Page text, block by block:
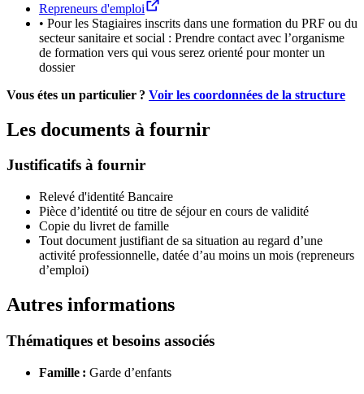
Repreneurs d'emploi
• Pour les Stagiaires inscrits dans une formation du PRF ou du
secteur sanitaire et social : Prendre contact avec l’organisme
de formation vers qui vous serez orienté pour monter un
dossier
Vous étes un particulier ? Voir les coordonnées de la structure
Les documents à fournir
Justificatifs à fournir
Relevé d'identité Bancaire
Pièce d’identité ou titre de séjour en cours de validité
Copie du livret de famille
Tout document justifiant de sa situation au regard d’une
activité professionnelle, datée d’au moins un mois (repreneurs
d’emploi)
Autres informations
Thématiques et besoins associés
Famille : Garde d’enfants